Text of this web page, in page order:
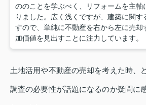
ののことを学ぶべく、リフォームを主軸
りました。広く浅くですが、建築に関す
すので、単純に不動産を右から左に売却
加価値を見出すことに注力しています。
土地活用や不動産の売却を考えた時、
調査の必要性が話題になるのか疑問に